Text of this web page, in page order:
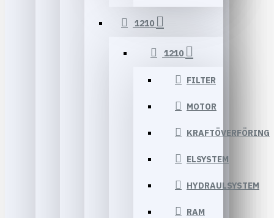
1210
1210
FILTER
MOTOR
KRAFTÖVERFÖRING
ELSYSTEM
HYDRAULSYSTEM
RAM